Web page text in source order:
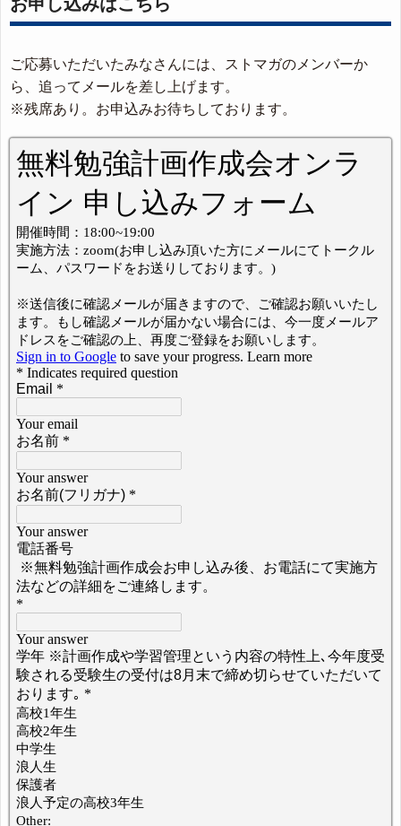
ご応募いただいたみなさんには、ストマガのメンバーか
ら、追ってメールを差し上げます。
※残席あり。お申込みお待ちしております。